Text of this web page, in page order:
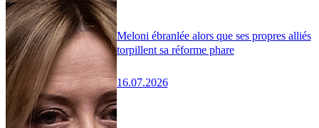
Meloni ébranlée alors que ses propres alliés
torpillent sa réforme phare
16.07.2026